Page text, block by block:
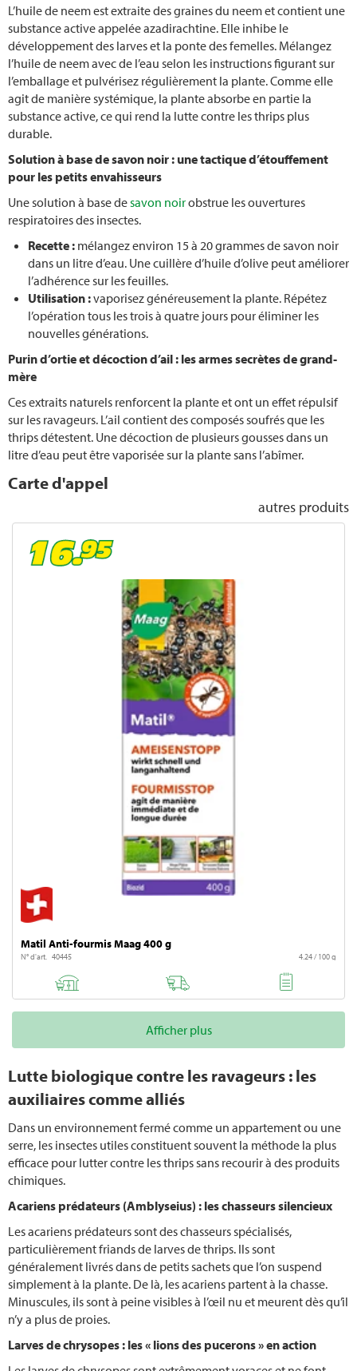
L’huile de neem est extraite des graines du neem et contient une
substance active appelée azadirachtine. Elle inhibe le
développement des larves et la ponte des femelles. Mélangez
l’huile de neem avec de l’eau selon les instructions figurant sur
l’emballage et pulvérisez régulièrement la plante. Comme elle
agit de manière systémique, la plante absorbe en partie la
substance active, ce qui rend la lutte contre les thrips plus
durable.
Solution à base de savon noir : une tactique d’étouffement
pour les petits envahisseurs
Une solution à base desavon noirobstrue les ouvertures
respiratoires des insectes.
Recette : mélangez environ 15 à 20 grammes de savon noir
dans un litre d’eau. Une cuillère d’huile d’olive peut améliorer
l’adhérence sur les feuilles.
Utilisation:vaporisez généreusement la plante. Répétez
l’opération tous les trois à quatre jours pour éliminer les
nouvelles générations.
Purin d’ortie et décoction d’ail : les armes secrètes de grand-
mère
Ces extraits naturels renforcent la plante et ont un effet répulsif
sur les ravageurs. L’ail contient des composés soufrés que les
thrips détestent. Une décoction de plusieurs gousses dans un
litre d’eau peut être vaporisée sur la plante sans l’abîmer.
Carte d'appel
autres produits
Matil Anti-fourmis Maag 400 g
N° d'art. 40445 4.24 / 100 g
Afficher plus
Lutte biologique contre les ravageurs : les
auxiliaires comme alliés
Dans un environnement fermé comme un appartement ou une
serre, les insectes utiles constituent souvent la méthode la plus
efficace pour lutter contre les thrips sans recourir à des produits
chimiques.
Acariens prédateurs (Amblyseius) : les chasseurs silencieux
Les acariens prédateurs sont des chasseurs spécialisés,
particulièrement friands de larves de thrips. Ils sont
généralement livrés dans de petits sachets que l’on suspend
simplement à la plante. De là, les acariens partent à la chasse.
Minuscules, ils sont à peine visibles à l’œil nu et meurent dès qu’il
n’y a plus de proies.
Larves de chrysopes : les « lions des pucerons » en action
Planter de la rhubarbe
Gazon en rouleau
Taille des rosiers en automne
Lutter contre les limaces
Brise-vue pour jardin
Protection solaire balcon
Piscine
Lutter contre les thrips
Quand fertiliser la pelouse
Jardin pour l‘hiver
Lutter contre les cochenilles
Planter des courgettes